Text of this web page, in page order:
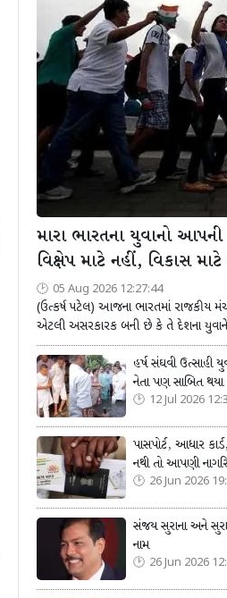
મારા ભારતના યુવાનો
વિક્ષેપ માટે નહીં, વિકાસ માટે
05 Aug 2026 12:27:44
(ઉત્કર્ષ પટેલ) આજના ભારતમાં રાજકીય
એટલી અસરકારક બની છે કે તે દેશના યુવાને
હર્ષ સંઘવી ઉત્સાહી
નેતા પણ સાબિત થયા
12 Jul 2026
પાસપોર્ટ, આધાર
નથી તો આપણી
26 Jun 2026
સંજય સુરાના અને
નામ
26 Jun 2026